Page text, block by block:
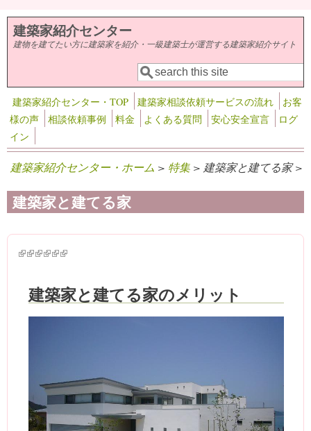
メインコンテンツに移動
建築家紹介センター
建物を建てたい方に建築家を紹介・一級建築士が運営する建築家紹介サイト
検索フォーム
検索
建築家紹介センター・TOP 建築家相談依頼サービスの流れ
お客
様の声
相談依頼事例 料金 よくある質問 安心安全宣言
ログ
イン
建築家紹介センター・ホーム > 特集 > 建築家と建てる家 >
建築家と建てる家
(link is external)
(link is external)
(link is external)
(link is external)
(link is external)
(link is external)
建築家と建てる家のメリット